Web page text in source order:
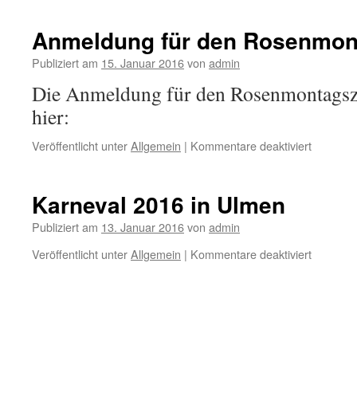
sind
online
Anmeldung für den
Publiziert am 15. Januar 2016von admin
Die Anmeldung für den
hier:
Veröffentlicht unterAllgemein | Kommentare deaktiviertfür
Karneval 2016 in Ulmen
Publiziert am 13. Januar 2016von admin
Veröffentlicht unterAllgemein | Kommentare deaktiviertfür